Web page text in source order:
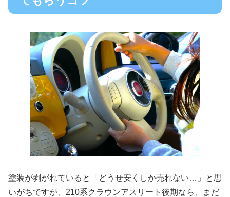
塗装が剥がれていると「どうせ安くしか売れない…」と思
いがちですが、210系クラウンアスリート後期なら、まだ